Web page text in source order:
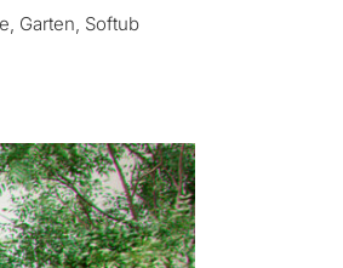
Garten, Softub